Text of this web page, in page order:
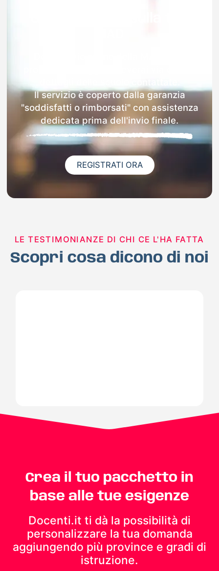
Il servizio è coperto dalla garanzia
"soddisfatti o rimborsati" con assistenza
dedicata prima dell'invio finale.
REGISTRATI ORA
LE TESTIMONIANZE DI CHI CE L'HA FATTA
Scopri cosa dicono di noi
Crea il tuo pacchetto in
base alle tue esigenze
Docenti.it ti dà la possibilità di
personalizzare la tua domanda
aggiungendo più province e gradi di
istruzione.